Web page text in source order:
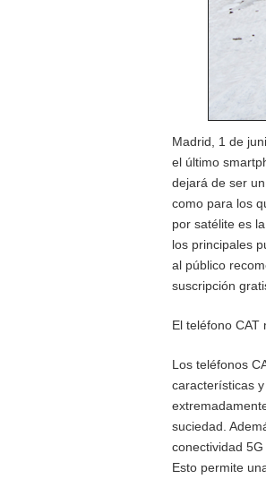
Madrid, 1 de
el último
dejará de ser
como para los
por satélite es
los principales
al público
suscripción
El teléfono CAT
Los teléfonos
características
suciedad.
conectividad
Esto permite